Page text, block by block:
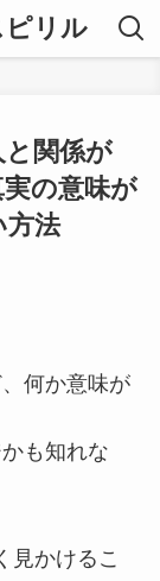
ピリル
関係が
の意味が
方法
何か意味が
も知れな
見かけるこ